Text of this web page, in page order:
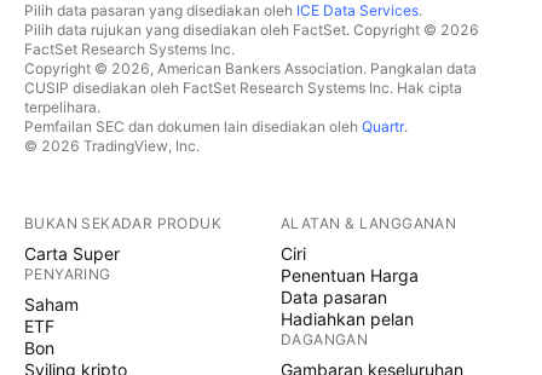
Pilih data pasaran yang disediakan oleh ICE Data Services.
Pilih data rujukan yang disediakan oleh FactSet. Copyright © 2026
FactSet Research Systems Inc.
Copyright © 2026, American Bankers Association. Pangkalan data
CUSIP disediakan oleh FactSet Research Systems Inc. Hak cipta
terpelihara.
Pemfailan SEC dan dokumen lain disediakan oleh Quartr.
© 2026 TradingView, Inc.
BUKAN SEKADAR PRODUK
Carta Super
PENYARING
Saham
ETF
Bon
Syiling kripto
ALATAN & LANGGANAN
Ciri
Penentuan Harga
Data pasaran
Hadiahkan pelan
DAGANGAN
Gambaran keseluruhan